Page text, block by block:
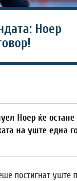
Ноер
Ноер ќе остане
на уште една
постигнат уште